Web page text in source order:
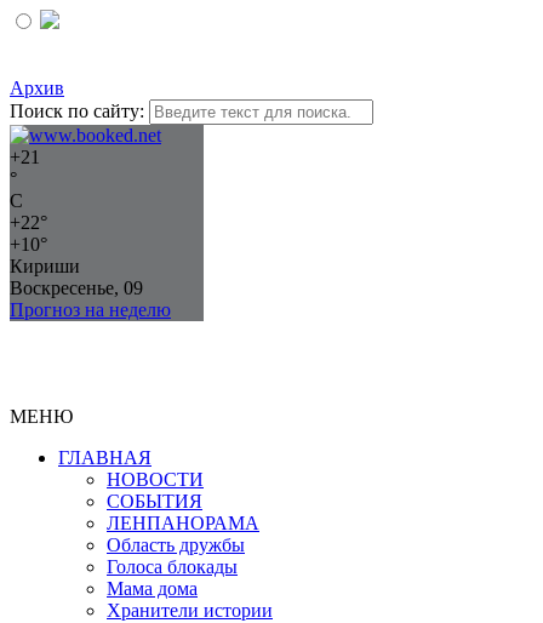
Архив
Поиск по сайту:
+21
°
C
+22°
+10°
Кириши
Воскресенье, 09
Прогноз на неделю
МЕНЮ
ГЛАВНАЯ
НОВОСТИ
СОБЫТИЯ
ЛЕНПАНОРАМА
Область дружбы
Голоса блокады
Мама дома
Хранители истории